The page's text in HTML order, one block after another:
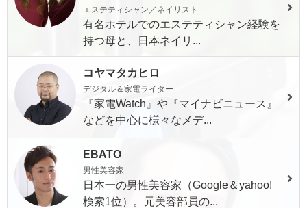
エステティシャン／ネイリスト
有名ホテルでのエステティシャン経験を
持つ母と、日本ネイリ...
コヤマタカヒロ
デジタル＆家電ライター
『家電Watch』や『マイナビニュース』
などを中心に様々なメデ...
EBATO
男性美容家
日本一の男性美容家（Google＆yahoo!
検索1位）。元美容部員の...